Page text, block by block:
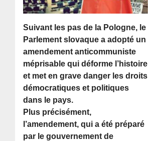
Suivant les pas de la Pologne, le
Parlement slovaque a adopté un
amendement anticommuniste
méprisable qui déforme l’histoire
et met en grave danger les droits
démocratiques et politiques
dans le pays.
Plus précisément,
l’amendement, qui a été préparé
par le gouvernement de